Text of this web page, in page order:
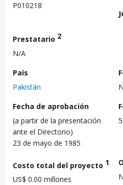
P010218
Prestatario 2
N/A
País
Pakistán
Fecha de aprobación
(a partir de la presentación
ante el Directorio)
23 de mayo de 1985
Costo total del proyecto 1
US$ 0.00 millones